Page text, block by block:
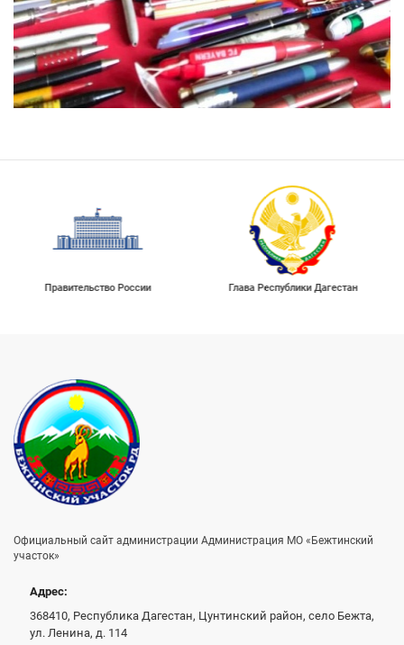
Глава Республики Дагестан
Портал государственных
Российской Федерации
Официальный сайт администрации Администрация МО «Бежтинский
участок»
Адрес:
368410, Республика Дагестан, Цунтинский район, село Бежта,
ул. Ленина, д. 114